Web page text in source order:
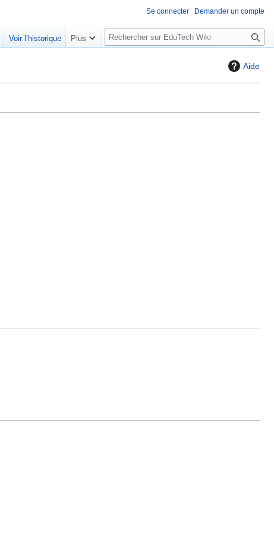
Aide
Se connecter Demander un compte
Voir l’historique Plus
R
e
e
c